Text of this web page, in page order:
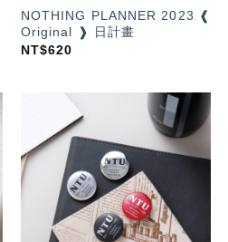
NOTHING PLANNER 2023 ❰
Original ❱ 日計畫
NT$620
加入
「願